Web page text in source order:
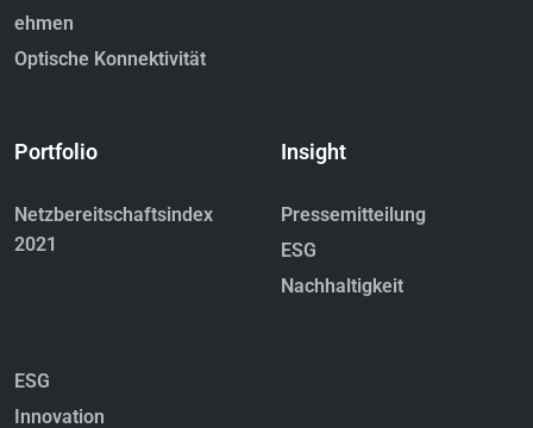
ehmen
Optische Konnektivität
Portfolio
Netzbereitschaftsindex
2021
Insight
Pressemitteilung
ESG
Nachhaltigkeit
ESG
Innovation